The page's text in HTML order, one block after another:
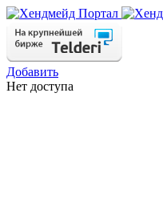
Добавить
Нет доступа